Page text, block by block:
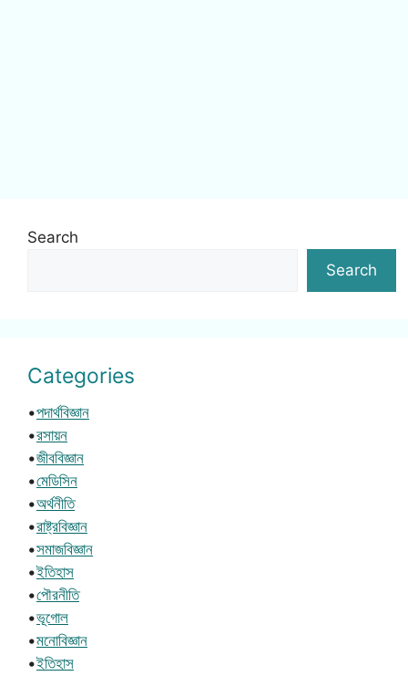
Search
Search
Categories
•পদার্থবিজ্ঞান
•রসায়ন
•জীববিজ্ঞান
•মেডিসিন
•অর্থনীতি
•রাষ্ট্রবিজ্ঞান
•সমাজবিজ্ঞান
•ইতিহাস
•পৌরনীতি
•ভূগোল
•মনোবিজ্ঞান
•ইতিহাস